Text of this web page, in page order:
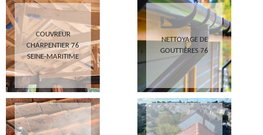
COUVREUR
CHARPENTIER 76
SEINE-MARITIME
NETTOYAGE DE
GOUTTIÈRES 76